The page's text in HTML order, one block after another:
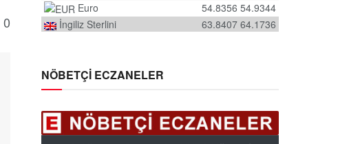
0
Euro
54.9344
54.8356
İngiliz Sterlini
64.1736
63.8407
NÖBETÇİ ECZANELER